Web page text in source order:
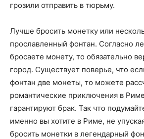
грозили отправить в тюрьму.
Лучше бросить монетку или
прославленный фонтан. Согласно
бросаете монету, то обязательно
город. Существует поверье, что
фонтан две монеты, то можете
романтические приключения в
гарантируют брак. Так что
именно вы хотите в Риме, не
бросить монетки в легендарный